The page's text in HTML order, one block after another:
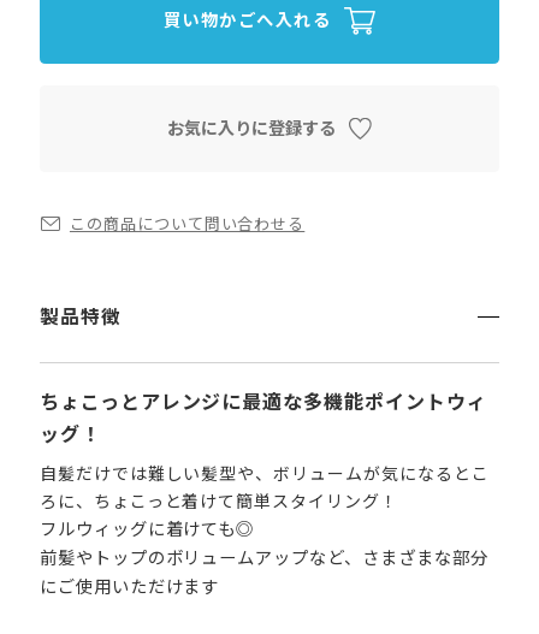
買い物かごへ入れる
お気に入りに登録する
この商品について問い合わせる
製品特徴
ちょこっとアレンジに最適な多機能ポイントウィ
ッグ！
自髪だけでは難しい髪型や、ボリュームが気になるとこ
ろに、ちょこっと着けて簡単スタイリング！
フルウィッグに着けても◎
前髪やトップのボリュームアップなど、さまざまな部分
にご使用いただけます